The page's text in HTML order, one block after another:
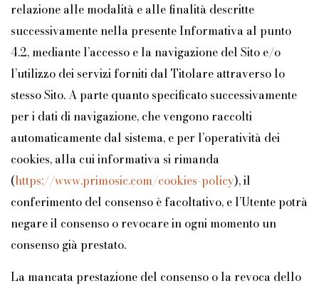
relazione alle modalità e alle finalità descritte
successivamente nella presente Informativa al punto
4.2, mediante l’accesso e la navigazione del Sito e/o
l’utilizzo dei servizi forniti dal Titolare attraverso lo
stesso Sito. A parte quanto specificato successivamente
per i dati di navigazione, che vengono raccolti
automaticamente dal sistema, e per l’operatività dei
cookies, alla cui informativa si rimanda
(https://www.primosic.com/cookies-policy), il
conferimento del consenso è facoltativo, e l’Utente potrà
negare il consenso o revocare in ogni momento un
consenso già prestato.
La mancata prestazione del consenso o la revoca dello